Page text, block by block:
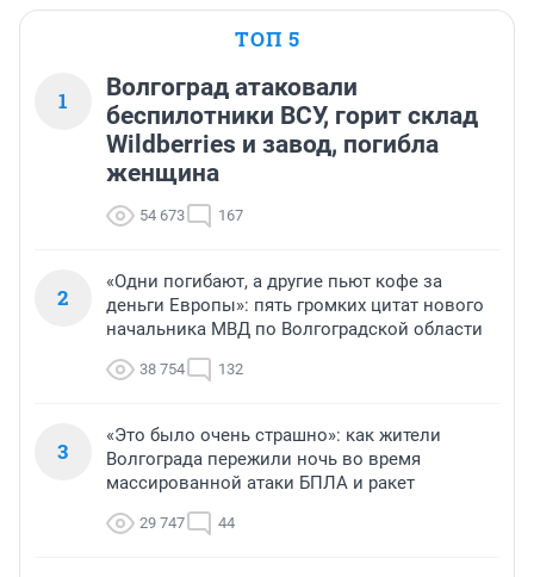
ТОП 5
1
Волгоград атаковали
беспилотники ВСУ, горит склад
Wildberries и завод, погибла
женщина
54 673 167
2
«Одни погибают, а другие пьют кофе за
деньги Европы»: пять громких цитат нового
начальника МВД по Волгоградской области
38 754 132
3
«Это было очень страшно»: как жители
Волгограда пережили ночь во время
массированной атаки БПЛА и ракет
29 747 44